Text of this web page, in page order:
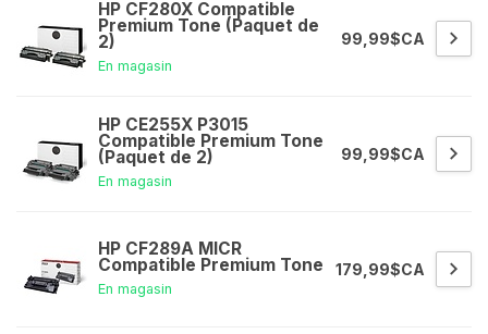
HP CF280X Compatible
Premium Tone (Paquet de
2)
En magasin
99,99$CA
HP CE255X P3015
Compatible Premium Tone
(Paquet de 2)
En magasin
99,99$CA
HP CF289A MICR
Compatible Premium Tone
En magasin
179,99$CA